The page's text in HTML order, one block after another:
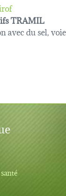
TRAMIL
avec du sel,